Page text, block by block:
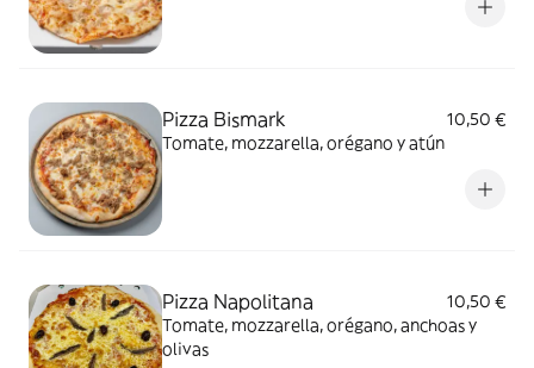
Pizza Bismark
10,50 €
Tomate, mozzarella, orégano y atún
Pizza Napolitana
10,50 €
Tomate, mozzarella, orégano, anchoas y
olivas